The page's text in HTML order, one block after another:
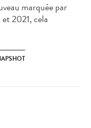
marquée par
2021, cela